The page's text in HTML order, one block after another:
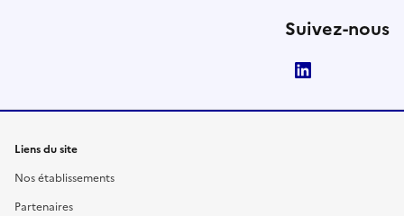
Suivez-nous
Liens du site
Nos établissements
Partenaires